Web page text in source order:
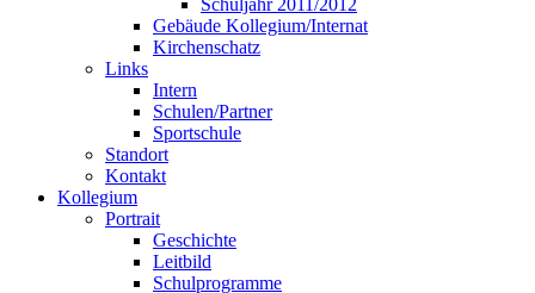
Schuljahr 2011/2012
Gebäude Kollegium/Internat
Kirchenschatz
Links
Intern
Schulen/Partner
Sportschule
Standort
Kontakt
Kollegium
Portrait
Geschichte
Leitbild
Schulprogramme